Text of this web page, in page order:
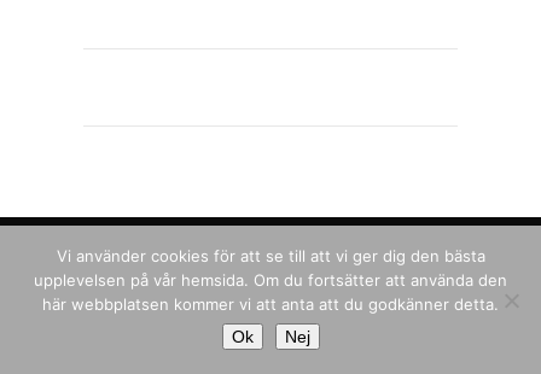
Vi använder cookies för att se till att vi ger dig den bästa
upplevelsen på vår hemsida. Om du fortsätter att använda den
här webbplatsen kommer vi att anta att du godkänner detta.
Ok
Nej